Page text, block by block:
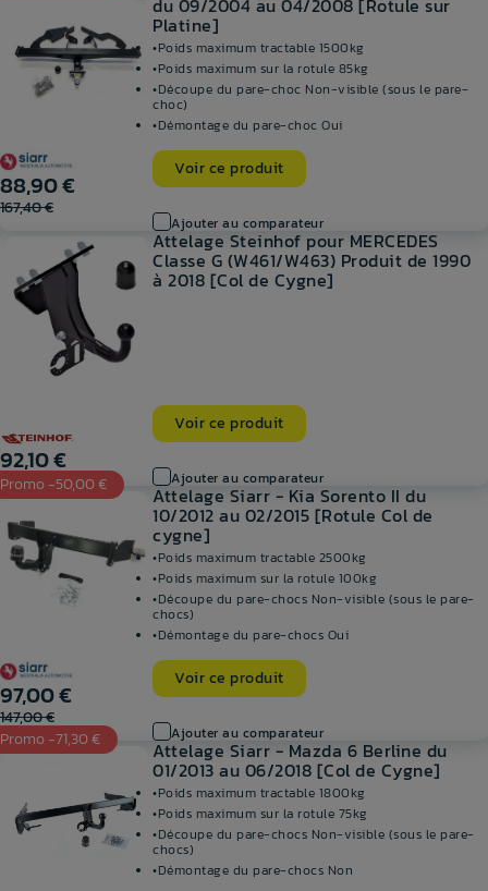
du 09/2004 au 04/2008 [Rotule sur
Platine]
Poids maximum tractable 1500kg
Poids maximum sur la rotule 85kg
Découpe du pare-choc Non-visible (sous le pare-
choc)
Démontage du pare-choc Oui
Ajouter au comparateur
167,40 €
88,90 €
Voir ce produit
Attelage Steinhof pour MERCEDES
Classe G (W461/W463) Produit de 1990
à 2018 [Col de Cygne]
Ajouter au comparateur
92,10 €
Voir ce produit
Attelage Siarr - Kia Sorento II du
10/2012 au 02/2015 [Rotule Col de
cygne]
Poids maximum tractable 2500kg
Poids maximum sur la rotule 100kg
Découpe du pare-chocs Non-visible (sous le pare-
chocs)
Démontage du pare-chocs Oui
Ajouter au comparateur
147,00 €
97,00 €
Voir ce produit
Promo -50,00 €
Attelage Siarr - Mazda 6 Berline du
01/2013 au 06/2018 [Col de Cygne]
Poids maximum tractable 1800kg
Poids maximum sur la rotule 75kg
Découpe du pare-chocs Non-visible (sous le pare-
chocs)
Démontage du pare-chocs Non
Promo -71,30 €